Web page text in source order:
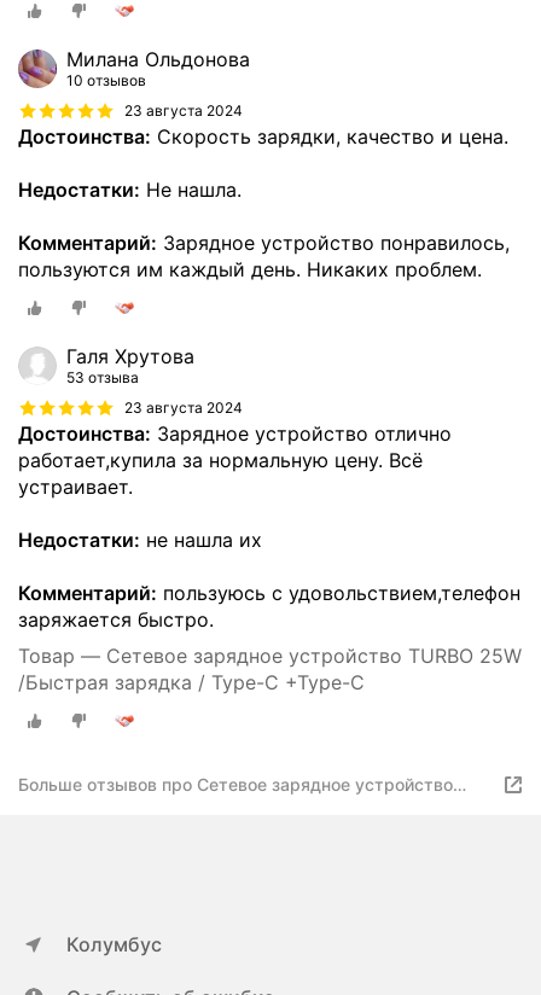
Милана Ольдонова
10 отзывов
23 августа 2024
Достоинства: Скорость зарядки, качество и цена.
Недостатки: Не нашла.
Комментарий: Зарядное устройство понравилось,
пользуются им каждый день. Никаких проблем.
Галя Хрутова
53 отзыва
23 августа 2024
Достоинства: Зарядное устройство отлично
работает,купила за нормальную цену. Всё
устраивает.
Недостатки: не нашла их
Комментарий: пользуюсь с удовольствием,телефон
заряжается быстро.
Товар — Сетевое зарядное устройство TURBO 25W
/Быстрая зарядка / Type-C +Type-C
Больше отзывов про Сетевое зарядное устройство
Колумбус